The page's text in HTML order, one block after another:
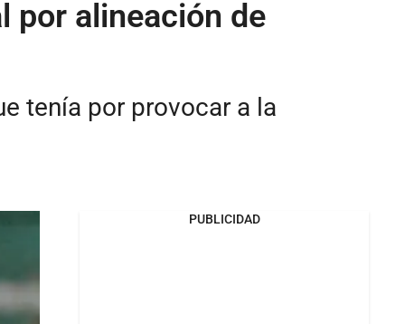
por alineación de
tenía por provocar a la
PUBLICIDAD